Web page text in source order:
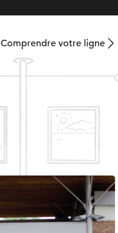
Comprendre votre ligne